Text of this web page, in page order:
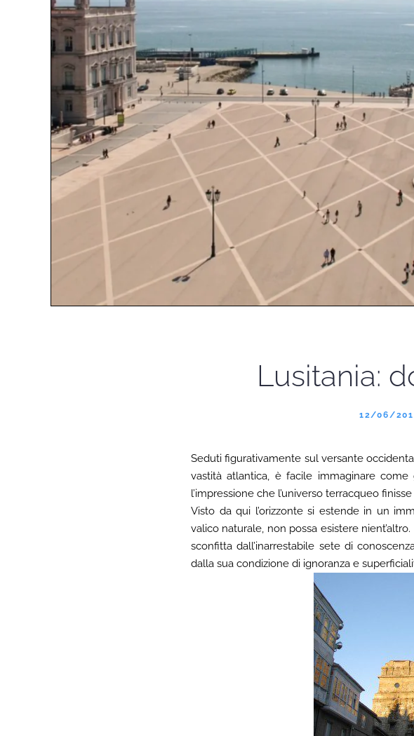
Lusitania:
12/06/
Seduti figurativamente sul versante
vastità atlantica, è facile immaginare
l’impressione che l’universo terracqueo
Visto da qui l’orizzonte si estende in un
valico naturale, non possa esistere
sconfitta dall’inarrestabile sete di
dalla sua condizione di ignoranza e